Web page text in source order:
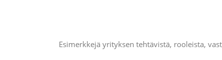
Esimerkkejä yrityksen tehtävistä, rooleista,